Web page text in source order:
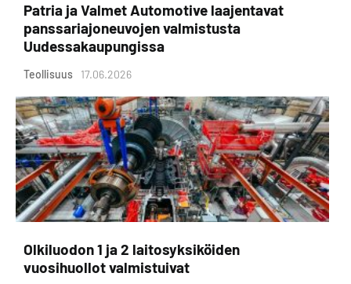
Patria ja Valmet Automotive laajentavat
panssariajoneuvojen valmistusta
Uudessakaupungissa
Teollisuus 17.06.2026
Olkiluodon 1 ja 2 laitosyksiköiden
vuosihuollot valmistuivat